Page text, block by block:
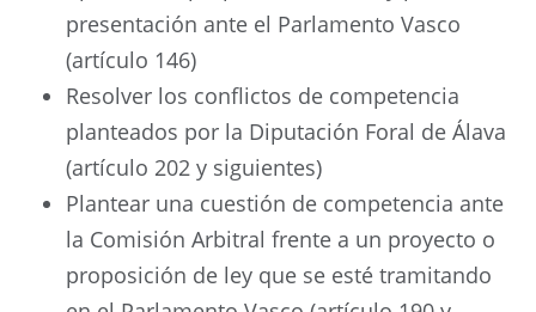
presentación ante el Parlamento Vasco
(artículo 146)
Resolver los conflictos de competencia
planteados por la Diputación Foral de Álava
(artículo 202 y siguientes)
Plantear una cuestión de competencia ante
la Comisión Arbitral frente a un proyecto o
proposición de ley que se esté tramitando